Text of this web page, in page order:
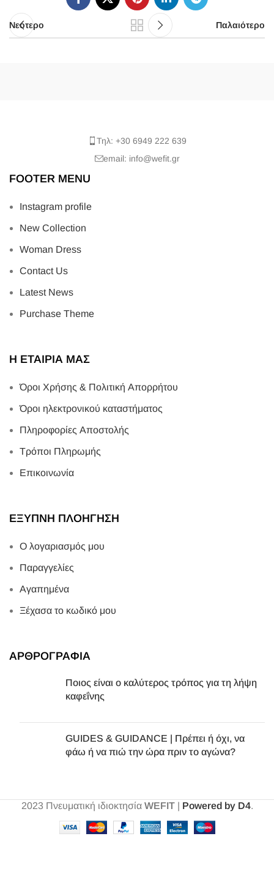
Νεότερο Παλαιότερο
Τηλ: +30 6949 222 639
email: info@wefit.gr
FOOTER MENU
Instagram profile
New Collection
Woman Dress
Contact Us
Latest News
Purchase Theme
Η ΕΤΑΙΡΙΑ ΜΑΣ
Όροι Χρήσης & Πολιτική Απορρήτου
Όροι ηλεκτρονικού καταστήματος
Πληροφορίες Αποστολής
Τρόποι Πληρωμής
Επικοινωνία
ΕΞΥΠΝΗ ΠΛΟΗΓΗΣΗ
Ο λογαριασμός μου
Παραγγελίες
Αγαπημένα
Ξέχασα το κωδικό μου
ΑΡΘΡΟΓΡΑΦΙΑ
Ποιος είναι ο καλύτερος τρόπος για τη λήψη
καφεΐνης
GUIDES & GUIDANCE | Πρέπει ή όχι, να
φάω ή να πιώ την ώρα πριν το αγώνα?
2023 Πνευματική ιδιοκτησία WEFIT| Powered by D4.